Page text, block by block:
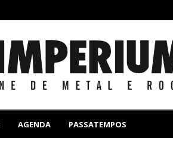
AGENDA PASSATEMPOS